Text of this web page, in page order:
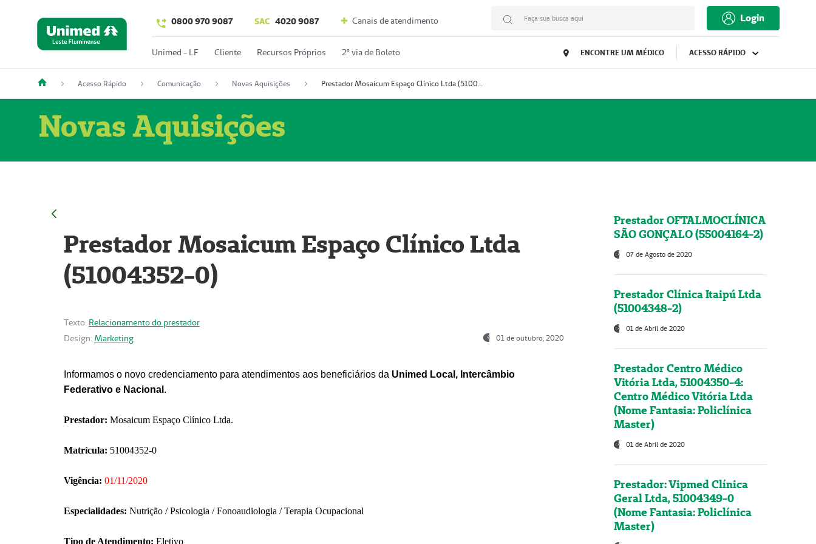
0800 970 9087 SAC 4020 9087 Canais de atendimento Faça sua busca aqui Login
Unimed - LF Cliente Recursos Próprios 2º via de Boleto ENCONTRE UM MÉDICO ACESSO RÁPIDO
Acesso Rápido Comunicação Novas Aquisições Prestador Mosaicum Espaço Clínico Ltda (51004352-0)
Novas Aquisições
Prestador Mosaicum Espaço Clínico Ltda
(51004352-0)
Texto: Relacionamento do prestador
Design: Marketing 01 de outubro, 2020
Informamos o novo credenciamento para atendimentos aos beneficiários da Unimed Local, Intercâmbio
Federativo e Nacional .
Prestador: Mosaicum Espaço Clínico Ltda.
Matrícula: 51004352-0
Vigência: 01/11/2020
Especialidades: Nutrição / Psicologia / Fonoaudiologia / Terapia Ocupacional
Tipo de Atendimento: Eletivo
Prestador OFTALMOCLÍNICA
SÃO GONÇALO (55004164-2)
07 de Agosto de 2020
Prestador Clínica Itaipú Ltda
(51004348-2)
01 de Abril de 2020
Prestador Centro Médico
Vitória Ltda, 51004350-4:
Centro Médico Vitória Ltda
(Nome Fantasia: Policlínica
Master)
01 de Abril de 2020
Prestador: Vipmed Clínica
Geral Ltda, 51004349-0
(Nome Fantasia: Policlínica
Master)